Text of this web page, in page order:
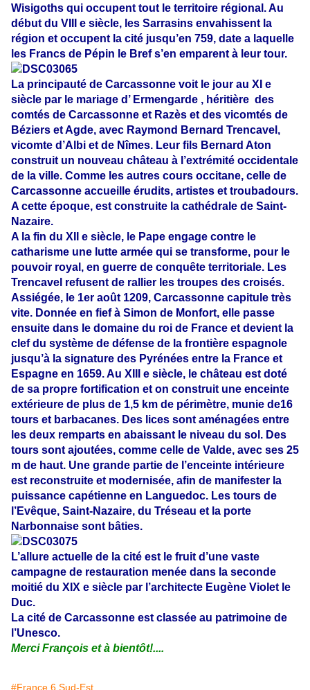
Wisigoths qui occupent tout le territoire régional. Au
début du VIII e siècle, les Sarrasins envahissent la
région et occupent la cité jusqu’en 759, date a laquelle
les Francs de Pépin le Bref s’en emparent à leur tour.
La principauté de Carcassonne voit le jour au XI e
siècle par le mariage d’ Ermengarde , héritière des
comtés de Carcassonne et Razès et des vicomtés de
Béziers et Agde, avec Raymond Bernard Trencavel,
vicomte d’Albi et de Nîmes. Leur fils Bernard Aton
construit un nouveau château à l’extrémité occidentale
de la ville. Comme les autres cours occitane, celle de
Carcassonne accueille érudits, artistes et troubadours.
A cette époque, est construite la cathédrale de Saint-
Nazaire.
A la fin du XII e siècle, le Pape engage contre le
catharisme une lutte armée qui se transforme, pour le
pouvoir royal, en guerre de conquête territoriale. Les
Trencavel refusent de rallier les troupes des croisés.
Assiégée, le 1er août 1209, Carcassonne capitule très
vite. Donnée en fief à Simon de Monfort, elle passe
ensuite dans le domaine du roi de France et devient la
clef du système de défense de la frontière espagnole
jusqu’à la signature des Pyrénées entre la France et
Espagne en 1659. Au XIII e siècle, le château est doté
de sa propre fortification et on construit une enceinte
extérieure de plus de 1,5 km de périmètre, munie de16
tours et barbacanes. Des lices sont aménagées entre
les deux remparts en abaissant le niveau du sol. Des
tours sont ajoutées, comme celle de Valde, avec ses 25
m de haut. Une grande partie de l’enceinte intérieure
est reconstruite et modernisée, afin de manifester la
puissance capétienne en Languedoc. Les tours de
l’Evêque, Saint-Nazaire, du Tréseau et la porte
Narbonnaise sont bâties.
L’allure actuelle de la cité est le fruit d’une vaste
campagne de restauration menée dans la seconde
moitié du XIX e siècle par l’architecte Eugène Violet le
Duc.
La cité de Carcassonne est classée au patrimoine de
l’Unesco.
Merci François et à bientôt!....
#France 6 Sud-Est